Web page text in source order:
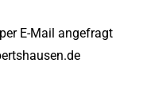
E-Mail angefragt